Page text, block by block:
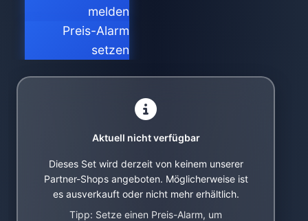
melden
Preis-Alarm
setzen
Aktuell nicht verfügbar
Dieses Set wird derzeit von keinem unserer
Partner-Shops angeboten. Möglicherweise ist
es ausverkauft oder nicht mehr erhältlich.
Tipp: Setze einen Preis-Alarm, um